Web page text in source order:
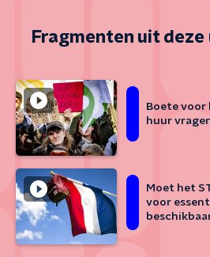
Fragmenten uit
Boete voor
huur
Moet het
voor